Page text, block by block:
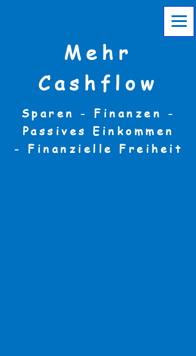
Mehr
Cashflow
Sparen - Finanzen -
Passives Einkommen
- Finanzielle Freiheit